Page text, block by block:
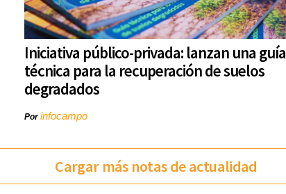
Iniciativa público-privada: lanzan una guía
técnica para la recuperación de suelos
degradados
Porinfocampo
Cargar más notas de actualidad